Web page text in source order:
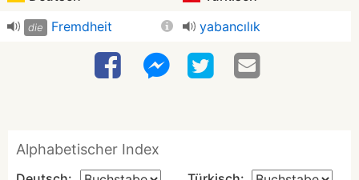
die Fremdheit yabancılık
Alphabetischer Index